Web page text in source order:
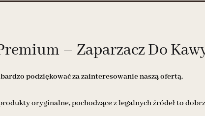
– Zaparzacz Do
podziękować za zainteresowanie naszą ofertą.
oryginalne, pochodzące z legalnych źródeł to